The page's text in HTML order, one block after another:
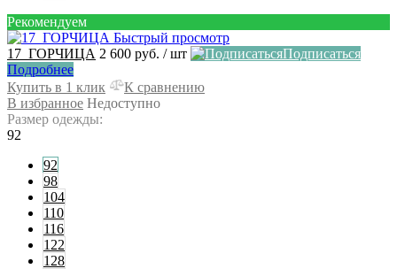
Рекомендуем
Быстрый просмотр
17_ГОРЧИЦА 2 600 руб. / шт
Подписаться
Подробнее
Купить в 1 клик
К сравнению
В избранное Недоступно
Размер одежды:
92
92
98
104
110
116
122
128